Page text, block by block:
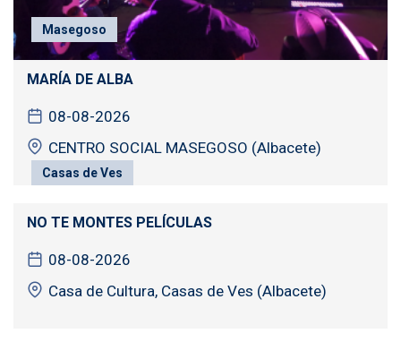
Masegoso
MARÍA DE ALBA
08-08-2026
CENTRO SOCIAL MASEGOSO (Albacete)
Casas de Ves
NO TE MONTES PELÍCULAS
08-08-2026
Casa de Cultura, Casas de Ves (Albacete)